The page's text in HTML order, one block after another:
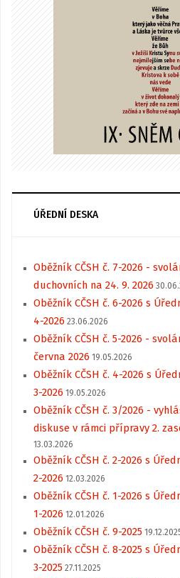
ÚŘEDNÍ DESKA
Oběžník CČSH č. 7-2026 -
duchovních na 24. 9. 2026
Oběžník CČSH č. 6-2026 s
4-2026 23.06.2026
Oběžník CČSH č. 5-2026 -
června 2026 19.05.2026
Oběžník CČSH č. 4-2026 s
3-2026 19.05.2026
Oběžník CČSH č. 3/2026 -
diskuse v rámci přípravy 2.
13.03.2026
Oběžník CČSH č. 2-2026 s
2-2026 12.03.2026
Oběžník CČSH č. 1-2026 s
1-2026 12.01.2026
Oběžník CČSH č. 9-2025
Oběžník CČSH č. 8-2025 s
3-2025 27.11.2025